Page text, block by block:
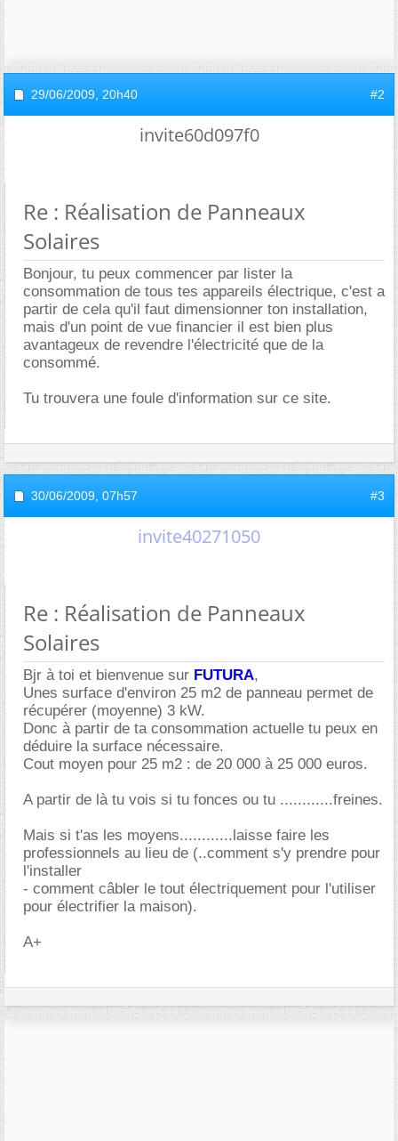
29/06/2009, 20h40 #2
invite60d097f0
Re : Réalisation de Panneaux
Solaires
Bonjour, tu peux commencer par lister la
consommation de tous tes appareils électrique, c'est a
partir de cela qu'il faut dimensionner ton installation,
mais d'un point de vue financier il est bien plus
avantageux de revendre l'électricité que de la
consommé.
Tu trouvera une foule d'information sur ce site.
30/06/2009, 07h57 #3
invite40271050
Re : Réalisation de Panneaux
Solaires
Bjr à toi et bienvenue sur FUTURA,
Unes surface d'environ 25 m2 de panneau permet de
récupérer (moyenne) 3 kW.
Donc à partir de ta consommation actuelle tu peux en
déduire la surface nécessaire.
Cout moyen pour 25 m2 : de 20 000 à 25 000 euros.
A partir de là tu vois si tu fonces ou tu ............freines.
Mais si t'as les moyens............laisse faire les
professionnels au lieu de (..comment s'y prendre pour
l'installer
- comment câbler le tout électriquement pour l'utiliser
pour électrifier la maison).
A+